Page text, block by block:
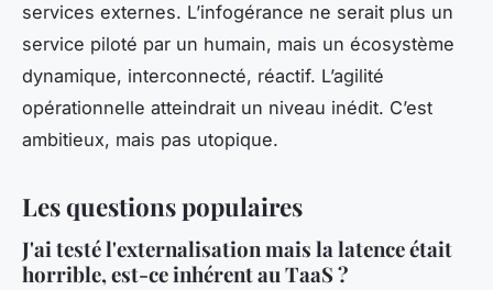
services externes. L’infogérance ne serait plus un
service piloté par un humain, mais un écosystème
dynamique, interconnecté, réactif. L’agilité
opérationnelle atteindrait un niveau inédit. C’est
ambitieux, mais pas utopique.
Les questions populaires
J'ai testé l'externalisation mais la latence était
horrible, est-ce inhérent au TaaS ?